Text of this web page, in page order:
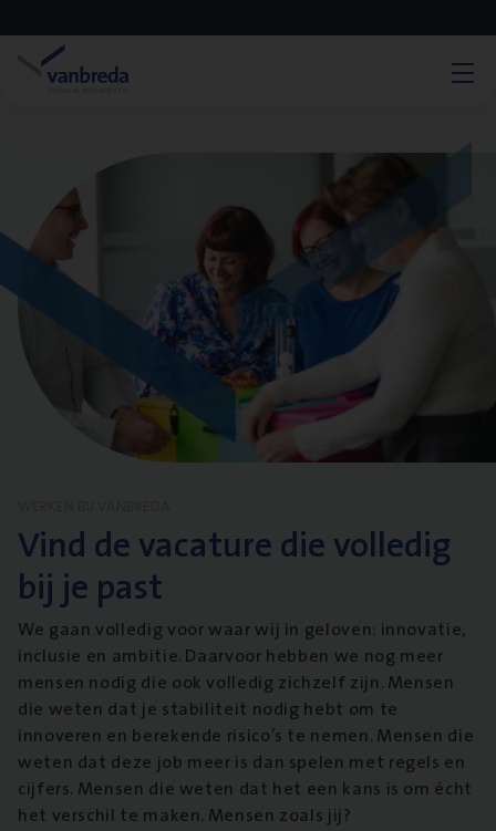
Vind de vacature die volledig
bij je past
We gaan volledig voor waar wij in geloven: innovatie,
inclusie en ambitie. Daarvoor hebben we nog meer
mensen nodig die ook volledig zichzelf zijn. Mensen
die weten dat je stabiliteit nodig hebt om te
innoveren en berekende risico’s te nemen. Mensen die
weten dat deze job meer is dan spelen met regels en
cijfers. Mensen die weten dat het een kans is om écht
het verschil te maken. Mensen zoals jij?